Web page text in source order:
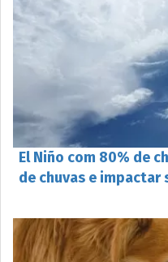
El Niño com 80% de
de chuvas e impactar